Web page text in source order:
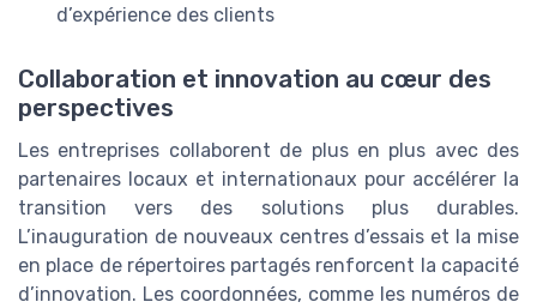
d’expérience des clients
Collaboration et innovation au cœur des
perspectives
Les entreprises collaborent de plus en plus avec des
partenaires locaux et internationaux pour accélérer la
transition vers des solutions plus durables.
L’inauguration de nouveaux centres d’essais et la mise
en place de répertoires partagés renforcent la capacité
d’innovation. Les coordonnées, comme les numéros de